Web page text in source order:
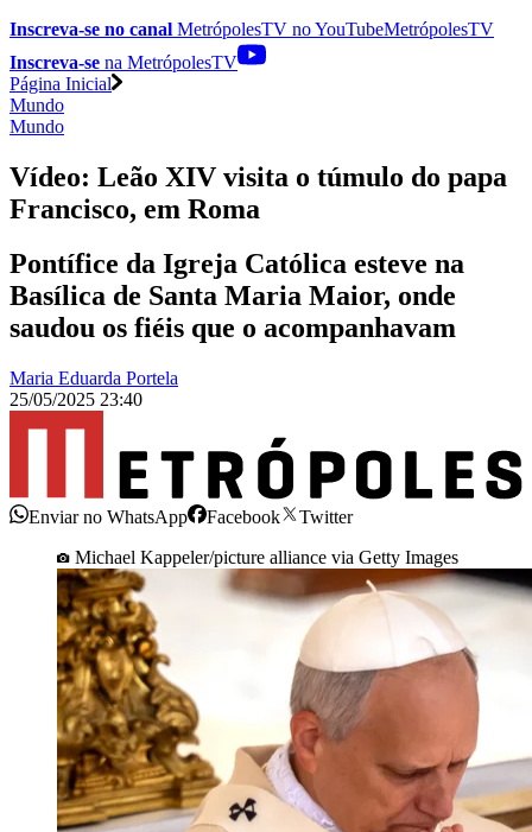
Inscreva-se no canal MetrópolesTV noYouTubeMetrópolesTV
Inscreva-se na MetrópolesTV
Página Inicial
Mundo
Mundo
Vídeo: Leão XIV visita o túmulo do papa
Francisco, em Roma
Pontífice da Igreja Católica esteve na
Basílica de Santa Maria Maior, onde
saudou os fiéis que o acompanhavam
Maria Eduarda Portela
25/05/2025 23:40
Enviar no WhatsApp Facebook
Twitter
Michael Kappeler/picture alliance via Getty Images